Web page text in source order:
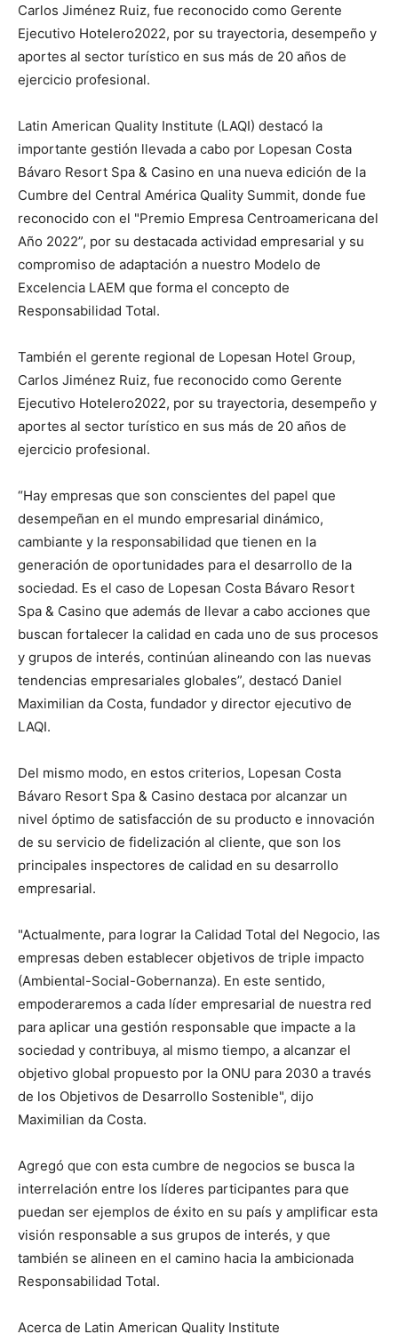
Carlos Jiménez Ruiz, fue reconocido como Gerente
Ejecutivo Hotelero2022, por su trayectoria, desempeño y
aportes al sector turístico en sus más de 20 años de
ejercicio profesional.
Latin American Quality Institute (LAQI) destacó la
importante gestión llevada a cabo por Lopesan Costa
Bávaro Resort Spa & Casino en una nueva edición de la
Cumbre del Central América Quality Summit, donde fue
reconocido con el "Premio Empresa Centroamericana del
Año 2022”, por su destacada actividad empresarial y su
compromiso de adaptación a nuestro Modelo de
Excelencia LAEM que forma el concepto de
Responsabilidad Total.
También el gerente regional de Lopesan Hotel Group,
Carlos Jiménez Ruiz, fue reconocido como Gerente
Ejecutivo Hotelero2022, por su trayectoria, desempeño y
aportes al sector turístico en sus más de 20 años de
ejercicio profesional.
“Hay empresas que son conscientes del papel que
desempeñan en el mundo empresarial dinámico,
cambiante y la responsabilidad que tienen en la
generación de oportunidades para el desarrollo de la
sociedad. Es el caso de Lopesan Costa Bávaro Resort
Spa & Casino que además de llevar a cabo acciones que
buscan fortalecer la calidad en cada uno de sus procesos
y grupos de interés, continúan alineando con las nuevas
tendencias empresariales globales”, destacó Daniel
Maximilian da Costa, fundador y director ejecutivo de
LAQI.
Del mismo modo, en estos criterios, Lopesan Costa
Bávaro Resort Spa & Casino destaca por alcanzar un
nivel óptimo de satisfacción de su producto e innovación
de su servicio de fidelización al cliente, que son los
principales inspectores de calidad en su desarrollo
empresarial.
"Actualmente, para lograr la Calidad Total del Negocio, las
empresas deben establecer objetivos de triple impacto
(Ambiental-Social-Gobernanza). En este sentido,
empoderaremos a cada líder empresarial de nuestra red
para aplicar una gestión responsable que impacte a la
sociedad y contribuya, al mismo tiempo, a alcanzar el
objetivo global propuesto por la ONU para 2030 a través
de los Objetivos de Desarrollo Sostenible", dijo
Maximilian da Costa.
Agregó que con esta cumbre de negocios se busca la
interrelación entre los líderes participantes para que
puedan ser ejemplos de éxito en su país y amplificar esta
visión responsable a sus grupos de interés, y que
también se alineen en el camino hacia la ambicionada
Responsabilidad Total.
Acerca de Latin American Quality Institute